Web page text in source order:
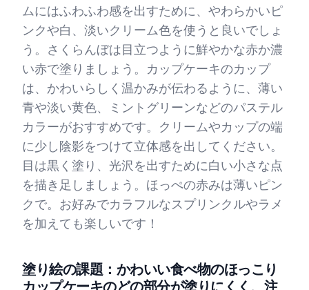
ムにはふわふわ感を出すために、やわらかいピ
ンクや白、淡いクリーム色を使うと良いでしょ
う。さくらんぼは目立つように鮮やかな赤か濃
い赤で塗りましょう。カップケーキのカップ
は、かわいらしく温かみが伝わるように、薄い
青や淡い黄色、ミントグリーンなどのパステル
カラーがおすすめです。クリームやカップの端
に少し陰影をつけて立体感を出してください。
目は黒く塗り、光沢を出すために白い小さな点
を描き足しましょう。ほっぺの赤みは薄いピン
クで。お好みでカラフルなスプリンクルやラメ
を加えても楽しいです！
塗り絵の課題：かわいい食べ物のほっこり